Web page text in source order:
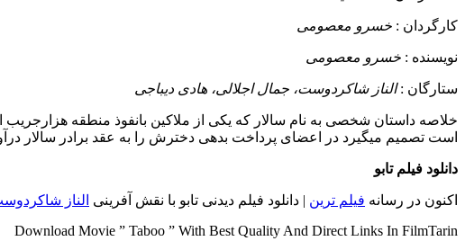
کارگردان : خسرو معصومی
نويسنده : خسرو معصومی
ستارگان :الناز شاکردوست، جمال اجلالی، هادی دیباجی
خلاصه داستان شخصی به نام سالار که یکی از ملاکین بانفوذ منطقه
است تصمیم میگیرد در اعضای پرداخت بدهی دخترش را به عقد برادر سالار
دانلود فیلم تابو
اکنون در رسانه فیلم ترین | دانلود فیلم دیدنی تابو با نقش آفرینی الناز
Download Movie ” Taboo ” With Best Quality And Direct Links In FilmTarin